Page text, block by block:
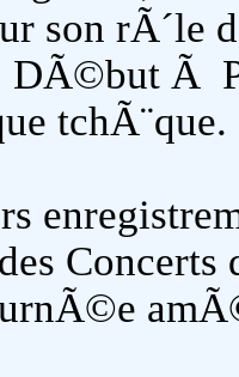
son rÃ´le
DÃ©but Ã
tchÃ¨que.
Concerts